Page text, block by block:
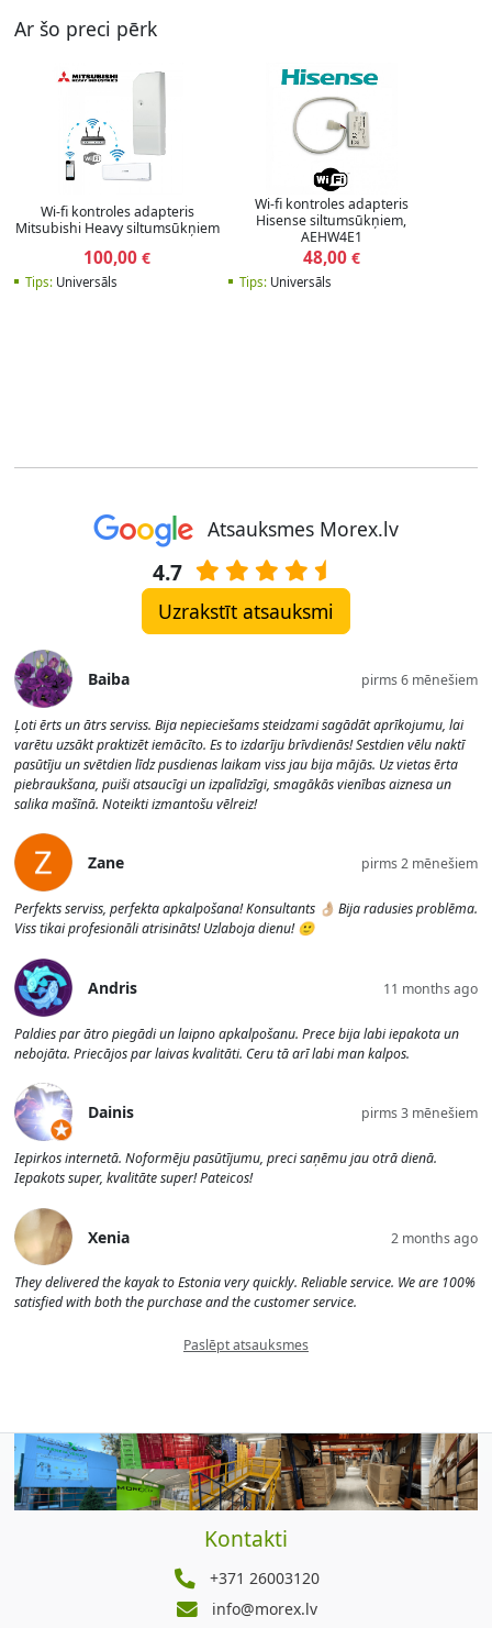
Ar šo preci pērk
Wi-fi kontroles adapteris
Mitsubishi Heavy siltumsūkņiem
100,00 €
Tips:Universāls
Wi-fi kontroles adapteris
Hisense siltumsūkņiem,
AEHW4E1
48,00€
Tips:Universāls
Atsauksmes Morex.lv
4.7
Uzrakstīt atsauksmi
Baiba pirms 6 mēnešiem
Ļoti ērts un ātrs serviss. Bija nepieciešams steidzami sagādāt aprīkojumu, lai
varētu uzsākt praktizēt iemācīto. Es to izdarīju brīvdienās! Sestdien vēlu naktī
pasūtīju un svētdien līdz pusdienas laikam viss jau bija mājās. Uz vietas ērta
piebraukšana, puiši atsaucīgi un izpalīdzīgi, smagākās vienības aiznesa un
salika mašīnā. Noteikti izmantošu vēlreiz!
Zane pirms 2 mēnešiem
Perfekts serviss, perfekta apkalpošana! Konsultants 👌🏼 Bija radusies problēma.
Viss tikai profesionāli atrisināts! Uzlaboja dienu! 🙂
Andris 11 months ago
Paldies par ātro piegādi un laipno apkalpošanu. Prece bija labi iepakota un
nebojāta. Priecājos par laivas kvalitāti. Ceru tā arī labi man kalpos.
Dainis pirms 3 mēnešiem
Iepirkos internetā. Noformēju pasūtījumu, preci saņēmu jau otrā dienā.
Iepakots super, kvalitāte super! Pateicos!
Xenia 2 months ago
They delivered the kayak to Estonia very quickly. Reliable service. We are 100%
satisfied with both the purchase and the customer service.
Paslēpt atsauksmes
Kontakti
+371 26003120
info@morex.lv